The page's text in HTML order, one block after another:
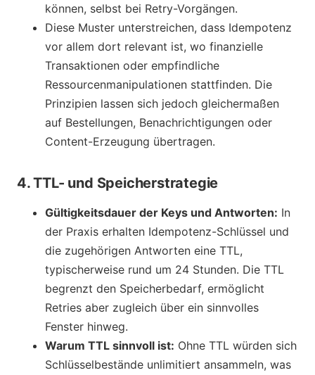
können, selbst bei Retry-Vorgängen.
Diese Muster unterstreichen, dass Idempotenz
vor allem dort relevant ist, wo finanzielle
Transaktionen oder empfindliche
Ressourcenmanipulationen stattfinden. Die
Prinzipien lassen sich jedoch gleichermaßen
auf Bestellungen, Benachrichtigungen oder
Content-Erzeugung übertragen.
4. TTL- und Speicherstrategie
Gültigkeitsdauer der Keys und Antworten: In
der Praxis erhalten Idempotenz-Schlüssel und
die zugehörigen Antworten eine TTL,
typischerweise rund um 24 Stunden. Die TTL
begrenzt den Speicherbedarf, ermöglicht
Retries aber zugleich über ein sinnvolles
Fenster hinweg.
Warum TTL sinnvoll ist: Ohne TTL würden sich
Schlüsselbestände unlimitiert ansammeln, was